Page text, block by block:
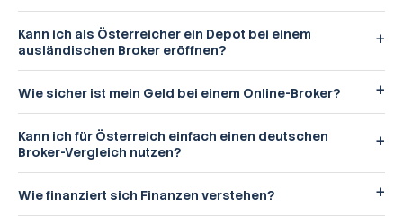
Kann ich als Österreicher ein Depot bei einem
ausländischen Broker eröffnen?
Wie sicher ist mein Geld bei einem Online-Broker?
Kann ich für Österreich einfach einen deutschen
Broker-Vergleich nutzen?
Wie finanziert sich Finanzen verstehen?